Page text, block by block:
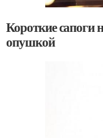
Короткие сапоги
опушкой